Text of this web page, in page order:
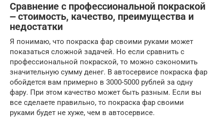
Сравнение с профессиональной покраской
౼ стоимость, качество, преимущества и
недостатки
Я понимаю, что покраска фар своими руками может
показаться сложной задачей. Но если сравнить с
профессиональной покраской, то можно сэкономить
значительную сумму денег. В автосервисе покраска фар
обойдется вам примерно в 3000-5000 рублей за одну
фару. При этом качество может быть разным. Если вы
все сделаете правильно, то покраска фар своими
руками будет не хуже, чем в автосервисе.